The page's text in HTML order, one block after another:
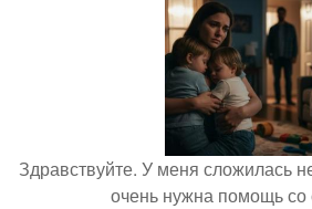
Здравствуйте. У меня сложилась
очень нужна помощь со